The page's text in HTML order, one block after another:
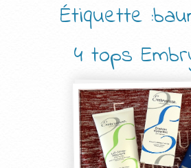
Étiquette
4 tops